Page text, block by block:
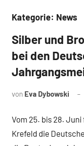
Kategorie: News
News
Silber und
bei den
von Eva Dybowski
Vom 25. bis 28.
Krefeld die